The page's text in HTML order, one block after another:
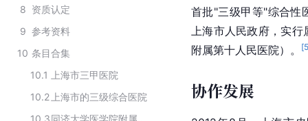
8 资质认定
9 参考资料
10 条目合集
10.1
上海市三甲医院
10.2 上海市的三级综合医院
10.3
同济大学医学院附属的三级甲等医院
首批"三级甲等"综合性
上海市人民政府 ，实
附属第十人民医院）。
[
协作发展